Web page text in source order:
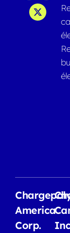
America
Corp.